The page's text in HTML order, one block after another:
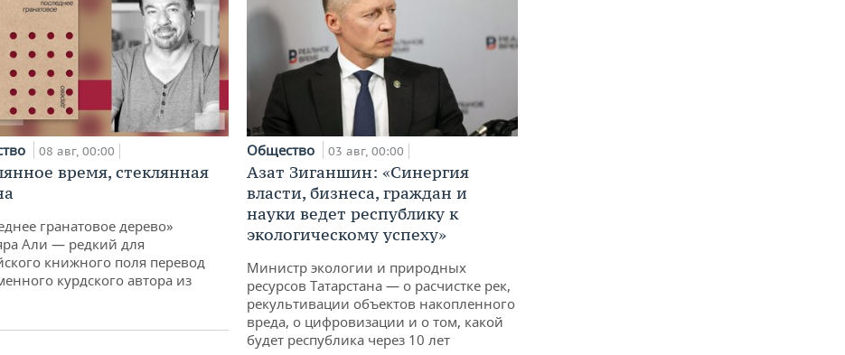
08 авг, 00:00
время, стеклянная
гранатовое дерево»
Али — редкий для
книжного поля перевод
курдского автора из
Общество 03 авг, 00:00
Азат Зиганшин: «Синергия
власти, бизнеса, граждан и
науки ведет республику к
экологическому успеху»
Министр экологии и природных
ресурсов Татарстана — о расчистке рек,
рекультивации объектов накопленного
вреда, о цифровизации и о том, какой
будет республика через 10 лет